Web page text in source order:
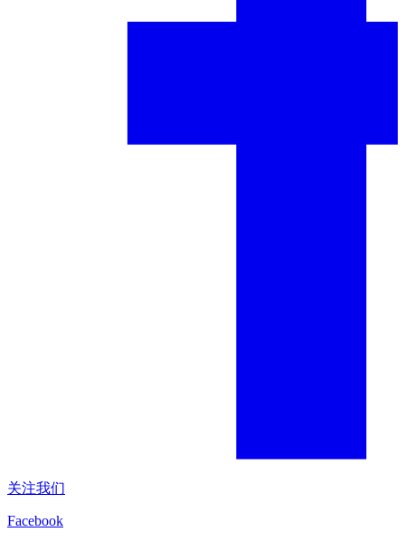
关注我们
Facebook